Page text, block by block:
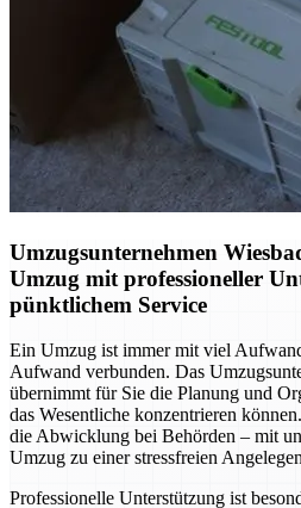
Umzugsunternehmen
Umzug mit professioneller
pünktlichem Service
Ein Umzug ist immer mit viel
Aufwand verbunden. Das
übernimmt für Sie die Planung und
das Wesentliche konzentrieren
die Abwicklung bei Behörden – mit
Umzug zu einer stressfreien
Professionelle Unterstützung ist